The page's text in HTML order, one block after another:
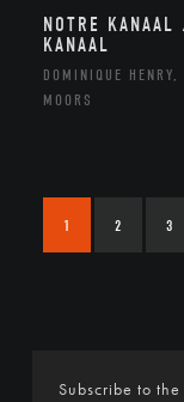
NOTRE
KANAAL
DOMINIQUE HENRY,
MOORS
1 2 3